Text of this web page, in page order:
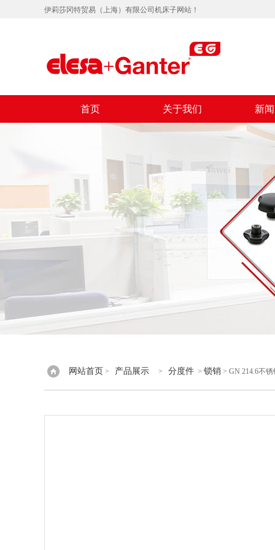
伊莉莎冈特贸易（上海）有限公司机床子网站！
首页 关于我们 新
网站首页 > 产品展示 > 分度件 > 锁销 > GN 214.6不